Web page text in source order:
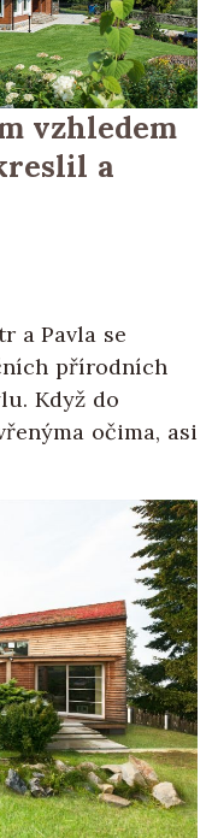
vzhledem
a
a Pavla se
přírodních
Když do
očima, asi